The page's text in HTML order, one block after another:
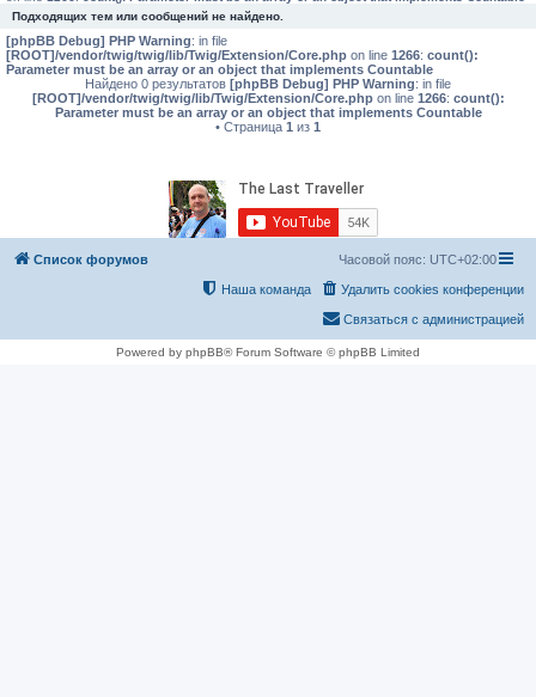
Подходящих тем или сообщений не найдено.
[phpBB Debug] PHP Warning: in file
[ROOT]/vendor/twig/twig/lib/Twig/Extension/Core.php on line 1266: count():
Parameter must be an array or an object that implements Countable
Найдено 0 результатов [phpBB Debug] PHP Warning: in file
[ROOT]/vendor/twig/twig/lib/Twig/Extension/Core.phpon line 1266: count():
Parameter must be an array or an object that implements Countable
• Страница 1 из 1
Список форумов Часовой пояс: UTC+02:00
Удалить cookies конференции
Наша команда
Связаться с администрацией
Powered by phpBB® Forum Software © phpBB Limited